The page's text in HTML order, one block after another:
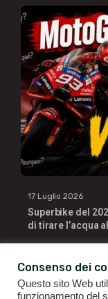
17 Luglio 2026
Superbike del
di tirare l’acqua
Consenso dei
Questo sito Web
funzionamento del